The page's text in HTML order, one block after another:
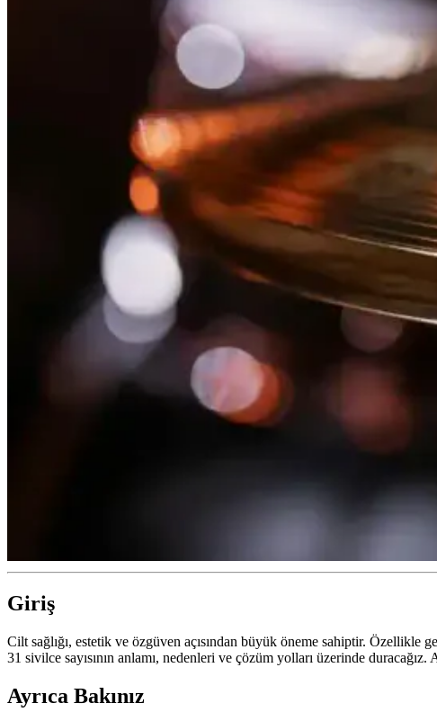
Giriş
Cilt sağlığı, estetik ve özgüven açısından büyük öneme sahiptir. Özellikle
31 sivilce sayısının anlamı, nedenleri ve çözüm yolları üzerinde
Ayrıca Bakınız